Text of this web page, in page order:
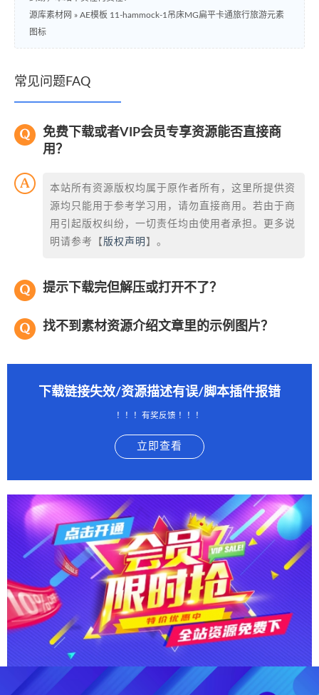
源库素材网 » AE模板 11-hammock-1吊床MG扁平卡通旅行旅游元素
图标
常见问题FAQ
免费下载或者VIP会员专享资源能否直接商
用？
本站所有资源版权均属于原作者所有，这里所提供资
源均只能用于参考学习用，请勿直接商用。若由于商
用引起版权纠纷，一切责任均由使用者承担。更多说
明请参考【 版权声明 】。
提示下载完但解压或打开不了？
找不到素材资源介绍文章里的示例图片？
下载链接失效/资源描述有误/脚本插件报错
！！！有奖反馈 ！！！
立即查看